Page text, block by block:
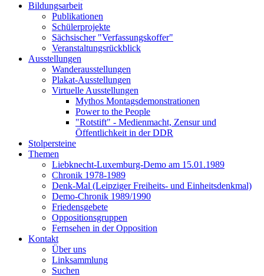
Bildungsarbeit
Publikationen
Schülerprojekte
Sächsischer "Verfassungskoffer"
Veranstaltungsrückblick
Ausstellungen
Wanderausstellungen
Plakat-Ausstellungen
Virtuelle Ausstellungen
Mythos Montagsdemonstrationen
Power to the People
"Rotstift" - Medienmacht, Zensur und
Öffentlichkeit in der DDR
Stolpersteine
Themen
Liebknecht-Luxemburg-Demo am 15.01.1989
Chronik 1978-1989
Denk-Mal (Leipziger Freiheits- und Einheitsdenkmal)
Demo-Chronik 1989/1990
Friedensgebete
Oppositionsgruppen
Fernsehen in der Opposition
Kontakt
Über uns
Linksammlung
Suchen